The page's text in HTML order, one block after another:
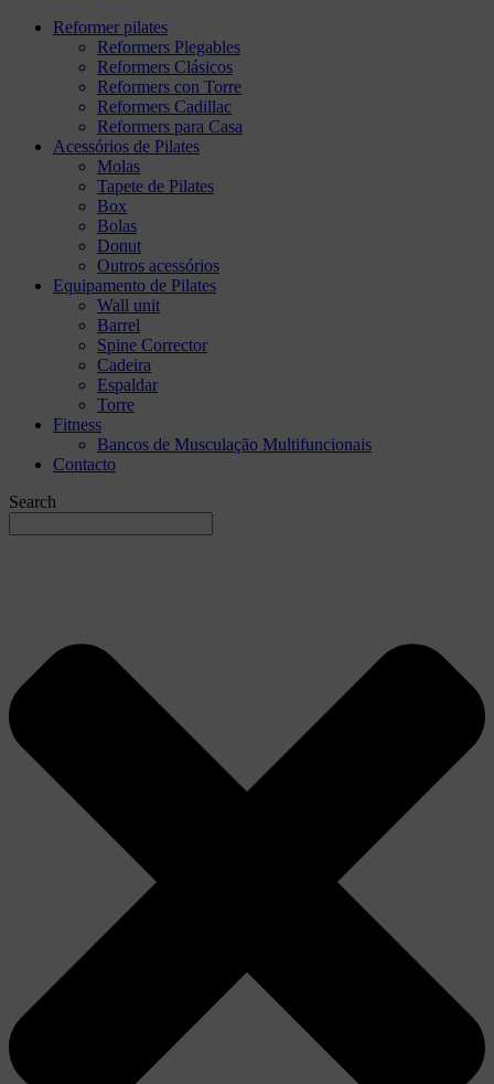
Reformer pilates
Reformers Plegables
Reformers Clásicos
Reformers con Torre
Reformers Cadillac
Reformers para Casa
Acessórios de Pilates
Molas
Tapete de Pilates
Box
Bolas
Donut
Outros acessórios
Equipamento de Pilates
Wall unit
Barrel
Spine Corrector
Cadeira
Espaldar
Torre
Fitness
Bancos de Musculação Multifuncionais
Contacto
Search